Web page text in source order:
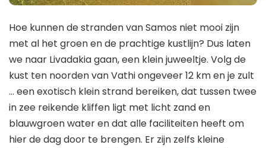
Hoe kunnen de stranden van Samos niet mooi zijn
met al het groen en de prachtige kustlijn? Dus laten
we naar Livadakia gaan, een klein juweeltje. Volg de
kust ten noorden van Vathi ongeveer 12 km en je zult
… een exotisch klein strand bereiken, dat tussen twee
in zee reikende kliffen ligt met licht zand en
blauwgroen water en dat alle faciliteiten heeft om
hier de dag door te brengen. Er zijn zelfs kleine